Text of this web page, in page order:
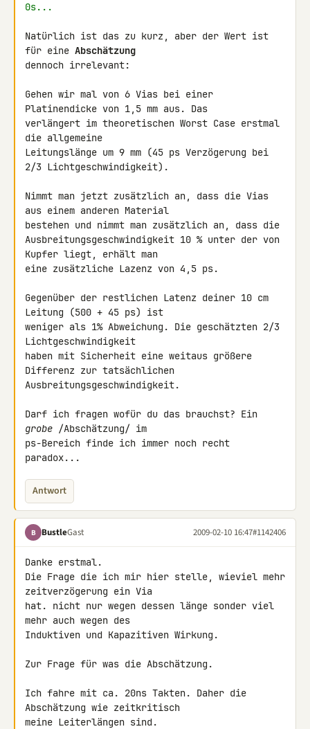
0s...
Natürlich ist das zu kurz, aber der Wert ist
für eine Abschätzung
dennoch irrelevant:
Gehen wir mal von 6 Vias bei einer
Platinendicke von 1,5 mm aus. Das
verlängert im theoretischen Worst Case erstmal
die allgemeine
Leitungslänge um 9 mm (45 ps Verzögerung bei
2/3 Lichtgeschwindigkeit).
Nimmt man jetzt zusätzlich an, dass die Vias
aus einem anderen Material
bestehen und nimmt man zusätzlich an, dass die
Ausbreitungsgeschwindigkeit 10 % unter der von
Kupfer liegt, erhält man
eine zusätzliche Lazenz von 4,5 ps.
Gegenüber der restlichen Latenz deiner 10 cm
Leitung (500 + 45 ps) ist
weniger als 1% Abweichung. Die geschätzten 2/3
Lichtgeschwindigkeit
haben mit Sicherheit eine weitaus größere
Differenz zur tatsächlichen
Ausbreitungsgeschwindigkeit.
grobe /Abschätzung/ im
ps-Bereich finde ich immer noch recht
paradox...
Antwort
B BustleGast 2009-02-10 16:47#1142406
Danke erstmal.
Die Frage die ich mir hier stelle, wieviel mehr
zeitverzögerung ein Via
hat. nicht nur wegen dessen länge sonder viel
mehr auch wegen des
Induktiven und Kapazitiven Wirkung.
Zur Frage für was die Abschätzung.
Ich fahre mit ca. 20ns Takten. Daher die
Abschätzung wie zeitkritisch
meine Leiterlängen sind.